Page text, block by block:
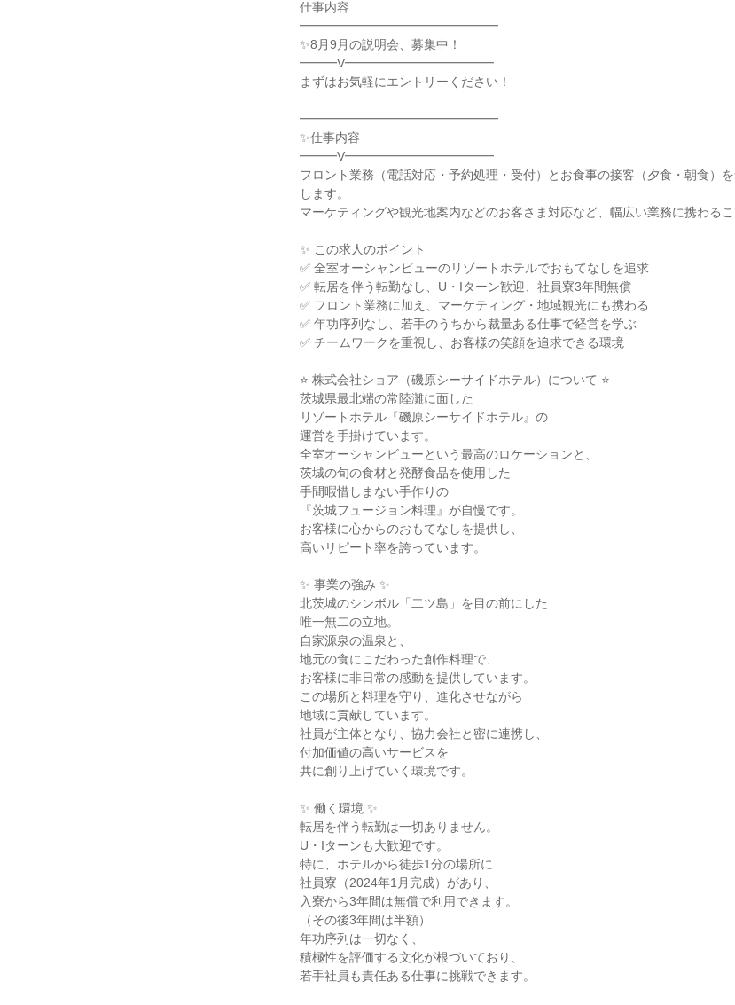
仕事内容
━━━━━━━━━━━━━━━━
✨8月9月の説明会、募集中！
━━━V━━━━━━━━━━━━
まずはお気軽にエントリーください！
━━━━━━━━━━━━━━━━
✨仕事内容
━━━V━━━━━━━━━━━━
フロント業務（電話対応・予約処理・受付）とお食事の接客（夕食・朝食）
します。
マーケティングや観光地案内などのお客さま対応など、幅広い業務に携わるこ
✨ この求人のポイント
✅ 全室オーシャンビューのリゾートホテルでおもてなしを追求
✅ 転居を伴う転勤なし、U・Iターン歓迎、社員寮3年間無償
✅ フロント業務に加え、マーケティング・地域観光にも携わる
✅ 年功序列なし、若手のうちから裁量ある仕事で経営を学ぶ
✅ チームワークを重視し、お客様の笑顔を追求できる環境
⭐ 株式会社ショア（磯原シーサイドホテル）について ⭐
茨城県最北端の常陸灘に面した
リゾートホテル『磯原シーサイドホテル』の
運営を手掛けています。
全室オーシャンビューという最高のロケーションと、
茨城の旬の食材と発酵食品を使用した
手間暇惜しまない手作りの
『茨城フュージョン料理』が自慢です。
お客様に心からのおもてなしを提供し、
高いリピート率を誇っています。
✨ 事業の強み ✨
北茨城のシンボル「二ツ島」を目の前にした
唯一無二の立地。
自家源泉の温泉と、
地元の食にこだわった創作料理で、
お客様に非日常の感動を提供しています。
この場所と料理を守り、進化させながら
地域に貢献しています。
社員が主体となり、協力会社と密に連携し、
付加価値の高いサービスを
共に創り上げていく環境です。
✨ 働く環境 ✨
転居を伴う転勤は一切ありません。
U・Iターンも大歓迎です。
特に、ホテルから徒歩1分の場所に
社員寮（2024年1月完成）があり、
入寮から3年間は無償で利用できます。
（その後3年間は半額）
年功序列は一切なく、
積極性を評価する文化が根づいており、
若手社員も責任ある仕事に挑戦できます。